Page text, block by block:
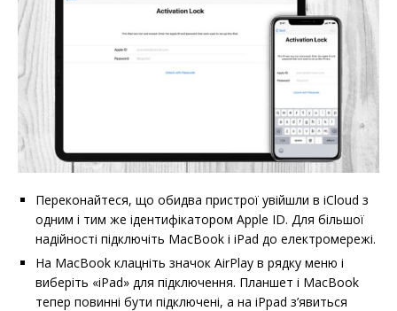
Переконайтеся, що обидва пристрої увійшли в iCloud з
одним і тим же ідентифікатором Apple ID. Для більшої
надійності підключіть MacBook і iPad до електромережі.
На MacBook клацніть значок AirPlay в рядку меню і
виберіть «iPad» для підключення. Планшет і MacBook
тепер повинні бути підключені, а на iPpad з’явиться